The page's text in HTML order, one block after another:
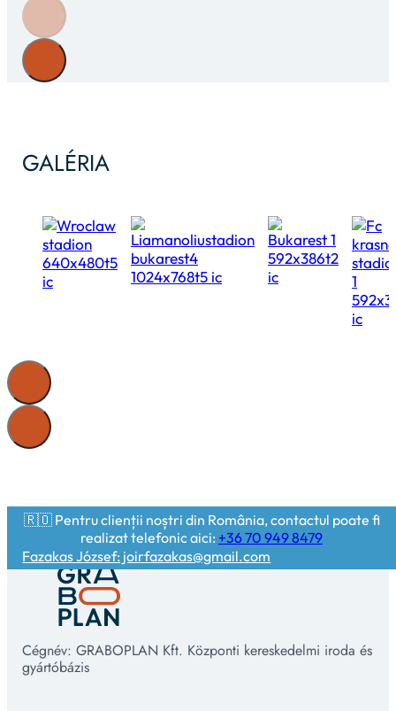
GALÉRIA
🇷🇴 Pentru clienții noștri din România, contactul poate fi
realizat telefonic aici: +36 70 949 8479
Fazakas József: joirfazakas@gmail.com
Cégnév: GRABOPLAN Kft. Központi kereskedelmi iroda és
gyártóbázis